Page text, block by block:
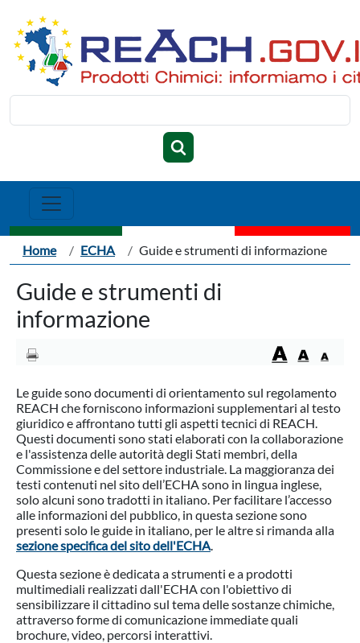
Briciole di pane
Home ECHA Guide e strumenti di informazione
Guide e strumenti di
informazione
Le guide sono documenti di orientamento sul regolamento
REACH che forniscono informazioni supplementari al testo
giuridico e affrontano tutti gli aspetti tecnici di REACH.
Questi documenti sono stati elaborati con la collaborazione
e l'assistenza delle autorità degli Stati membri, della
Commissione e del settore industriale. La maggioranza dei
testi contenuti nel sito dell’ECHA sono in lingua inglese,
solo alcuni sono tradotti in italiano. Per facilitare l’accesso
alle informazioni del pubblico, in questa sezione sono
presenti solo le guide in italiano, per le altre si rimanda alla
sezione specifica del sito dell'ECHA.
Questa sezione è dedicata a strumenti e a prodotti
multimediali realizzati dall'ECHA con l'obiettivo di
sensibilizzare il cittadino sul tema delle sostanze chimiche,
attraverso forme di comunicazione immediate quali
brochure, video, percorsi interattivi.